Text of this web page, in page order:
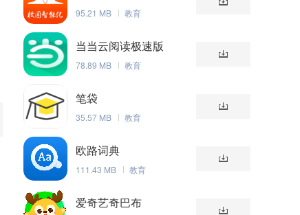
95.21 MB 教育
当当云阅读极速版
78.89 MB 教育
笔袋
35.57 MB 教育
欧路词典
111.43 MB 教育
爱奇艺奇巴布